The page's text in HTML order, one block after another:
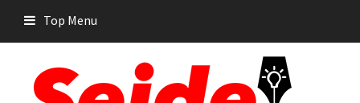
content
Top Menu